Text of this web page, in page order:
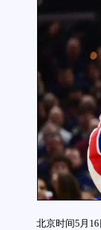
北京时间5月16